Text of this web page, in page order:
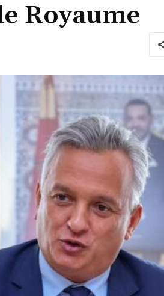
Royaume